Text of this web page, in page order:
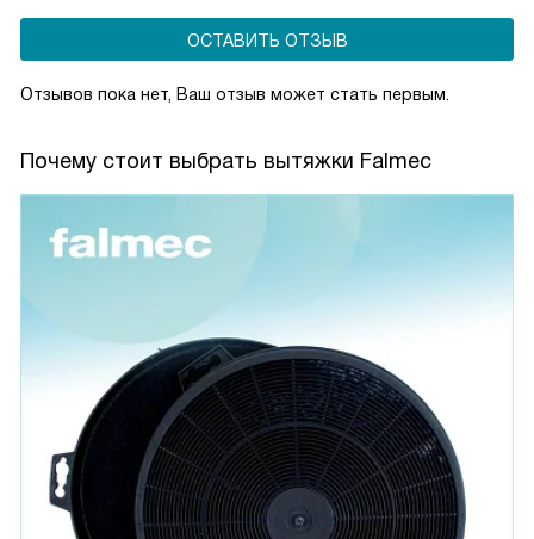
ОСТАВИТЬ ОТЗЫВ
Отзывов пока нет, Ваш отзыв может стать первым.
Почему стоит выбрать вытяжки Falmec